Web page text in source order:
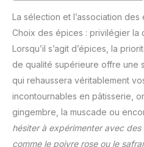
La sélection et l’association
Choix des épices : privilégier la
Lorsqu’il s’agit d’épices, la
de qualité supérieure offre une
qui rehaussera véritablement
incontournables en pâtisserie,
gingembre, la muscade ou
hésiter à expérimenter avec
comme le poivre rose ou le